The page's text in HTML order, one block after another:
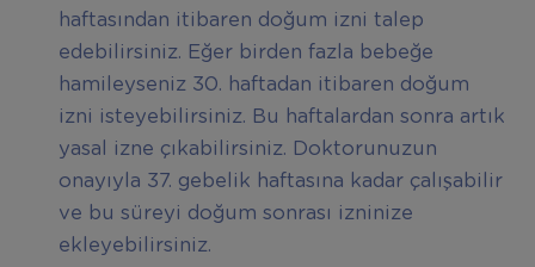
haftasından itibaren doğum izni talep
edebilirsiniz. Eğer birden fazla bebeğe
hamileyseniz 30. haftadan itibaren doğum
izni isteyebilirsiniz. Bu haftalardan sonra artık
yasal izne çıkabilirsiniz. Doktorunuzun
onayıyla 37. gebelik haftasına kadar çalışabilir
ve bu süreyi doğum sonrası izninize
ekleyebilirsiniz.